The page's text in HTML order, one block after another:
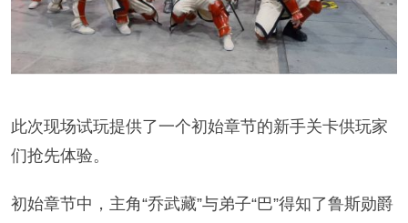
此次现场试玩提供了一个初始章节的新手关卡供玩家
们抢先体验。
初始章节中，主角“乔武藏”与弟子“巴”得知了鲁斯勋爵